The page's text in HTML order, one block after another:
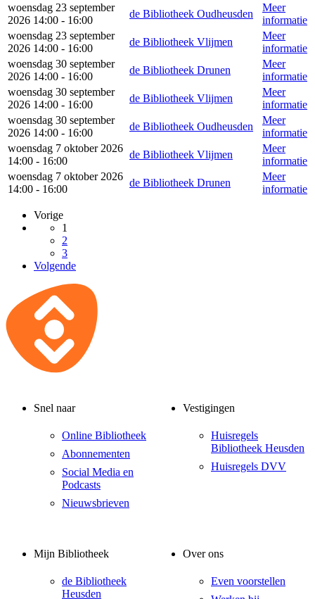
woensdag 23 september
2026 14:00 - 16:00
de Bibliotheek Oudheusden
Meer
informatie
woensdag 23 september
2026 14:00 - 16:00
de Bibliotheek Vlijmen
Meer
informatie
woensdag 30 september
2026 14:00 - 16:00
de Bibliotheek Drunen
Meer
informatie
woensdag 30 september
2026 14:00 - 16:00
de Bibliotheek Vlijmen
Meer
informatie
woensdag 30 september
2026 14:00 - 16:00
de Bibliotheek Oudheusden
Meer
informatie
woensdag 7 oktober 2026
14:00 - 16:00
de Bibliotheek Vlijmen
Meer
informatie
woensdag 7 oktober 2026
14:00 - 16:00
de Bibliotheek Drunen
Meer
informatie
Vorige
1
2
3
Volgende
Snel naar
Online Bibliotheek
Abonnementen
Social Media en
Podcasts
Nieuwsbrieven
Vestigingen
Huisregels
Bibliotheek Heusden
Huisregels DVV
Mijn Bibliotheek
de Bibliotheek
Heusden
Over ons
Even voorstellen